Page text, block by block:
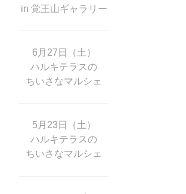
in 覚王山ギャラリー
6月27日（土）
ハルキテラスの
ちいさなマルシェ
5月23日（土）
ハルキテラスの
ちいさなマルシェ